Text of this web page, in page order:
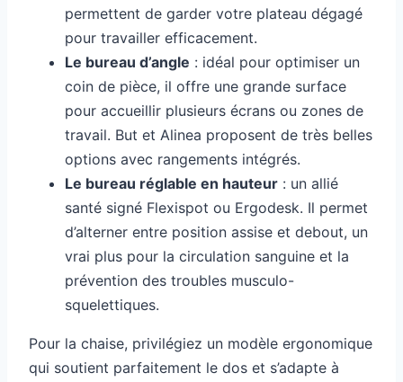
permettent de garder votre plateau dégagé
pour travailler efficacement.
Le bureau d’angle : idéal pour optimiser un
coin de pièce, il offre une grande surface
pour accueillir plusieurs écrans ou zones de
travail. But et Alinea proposent de très belles
options avec rangements intégrés.
Le bureau réglable en hauteur : un allié
santé signé Flexispot ou Ergodesk. Il permet
d’alterner entre position assise et debout, un
vrai plus pour la circulation sanguine et la
prévention des troubles musculo-
squelettiques.
Pour la chaise, privilégiez un modèle ergonomique
qui soutient parfaitement le dos et s’adapte à